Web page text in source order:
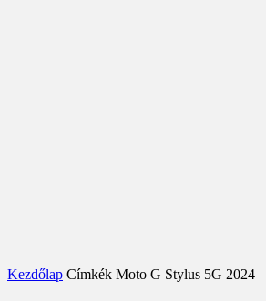
Kezdőlap Címkék Moto G Stylus 5G 2024